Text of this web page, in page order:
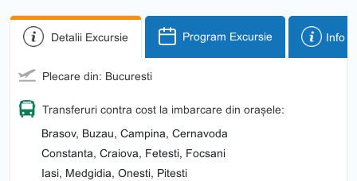
Detalii Excursie Program Excursie Info
Plecare din: Bucuresti
Transferuri contra cost la imbarcare din orașele:
Brasov, Buzau, Campina, Cernavoda
Constanta, Craiova, Fetesti, Focsani
Iasi, Medgidia, Onesti, Pitesti